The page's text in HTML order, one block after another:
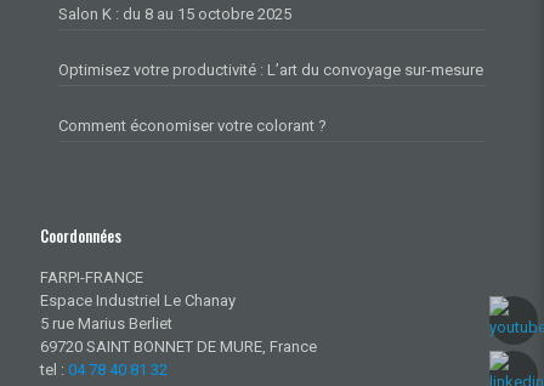
Salon K : du 8 au 15 octobre 2025
Optimisez votre productivité : L’art du convoyage sur-mesure
Comment économiser votre colorant ?
Coordonnées
FARPI-FRANCE
Espace Industriel Le Chanay
5 rue Marius Berliet
69720 SAINT BONNET DE MURE, France
tel : 04 78 40 81 32